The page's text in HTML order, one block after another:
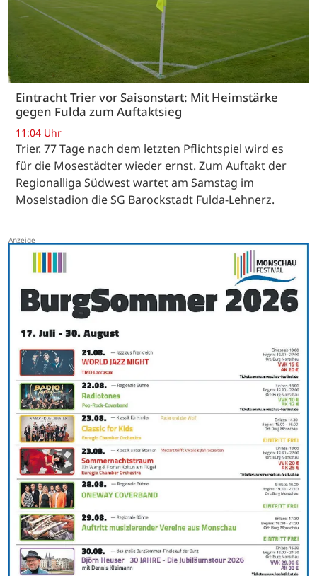
Eintracht Trier vor Saisonstart: Mit Heimstärke
gegen Fulda zum Auftaktsieg
11:04 Uhr
Trier. 77 Tage nach dem letzten Pflichtspiel wird es
für die Mosestädter wieder ernst. Zum Auftakt der
Regionalliga Südwest wartet am Samstag im
Moselstadion die SG Barockstadt Fulda-Lehnerz.